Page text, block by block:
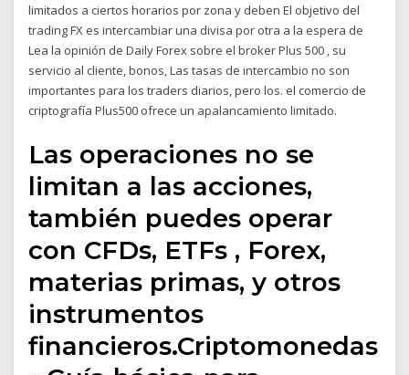
limitados a ciertos horarios por zona y deben El objetivo del
trading FX es intercambiar una divisa por otra a la espera de
Lea la opinión de Daily Forex sobre el broker Plus 500 , su
servicio al cliente, bonos, Las tasas de intercambio no son
importantes para los traders diarios, pero los. el comercio de
criptografía Plus500 ofrece un apalancamiento limitado.
Las operaciones no se
limitan a las acciones,
también puedes operar
con CFDs, ETFs , Forex,
materias primas, y otros
instrumentos
financieros.Criptomonedas